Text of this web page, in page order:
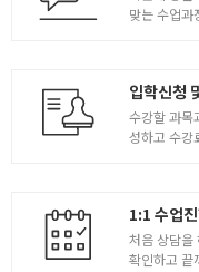
맞는 수업과
입학신청
수강할 과목
성하고 수강
1:1 수업
처음 상담을
확인하고 끝